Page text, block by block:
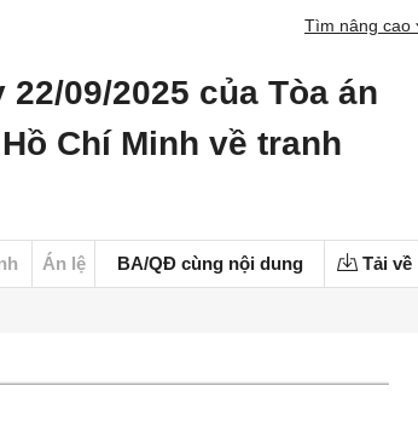
Tìm nâng cao
09/2025 của Tòa án
Chí Minh về tranh
Án lệ BA/QĐ cùng nội dung Tải về